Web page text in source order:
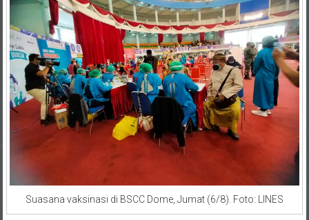
Suasana vaksinasi di BSCC Dome, Jumat (6/8). Foto: LINES